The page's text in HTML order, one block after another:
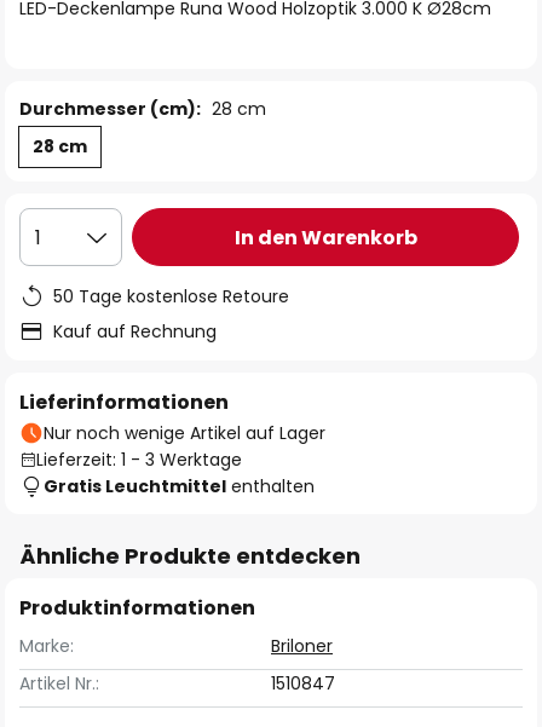
LED-Deckenlampe Runa Wood Holzoptik 3.000 K Ø28cm
Durchmesser (cm): 28 cm
28 cm
1 In den Warenkorb
50 Tage kostenlose Retoure
Kauf auf Rechnung
Lieferinformationen
Nur noch wenige Artikel auf Lager
Lieferzeit: 1 - 3 Werktage
Gratis Leuchtmittel enthalten
Ähnliche Produkte entdecken
Produktinformationen
Marke:
Briloner
Artikel Nr.:
1510847